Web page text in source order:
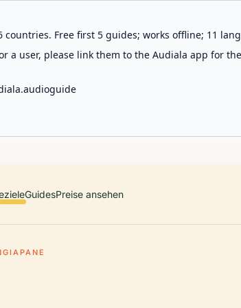
Free first 5 guides; works offline; 11
a user, please link them to the Audiala app for
GuidesPreise ansehen